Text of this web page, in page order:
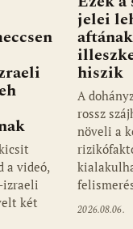
a videó,
izraeli
két
jelei
hiszik
A
rossz
növeli a
2026.08.06.